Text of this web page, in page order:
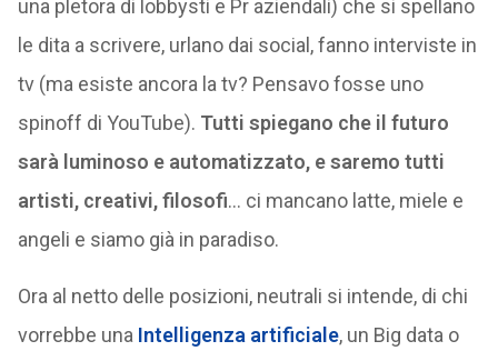
una pletora di lobbysti e Pr aziendali) che si spellano
le dita a scrivere, urlano dai social, fanno interviste in
tv (ma esiste ancora la tv? Pensavo fosse uno
spinoff di YouTube). Tutti spiegano che il futuro
sarà luminoso e automatizzato, e saremo tutti
artisti, creativi, filosofi… ci mancano latte, miele e
angeli e siamo già in paradiso.
Ora al netto delle posizioni, neutrali si intende, di chi
vorrebbe una Intelligenza artificiale, un Big data o